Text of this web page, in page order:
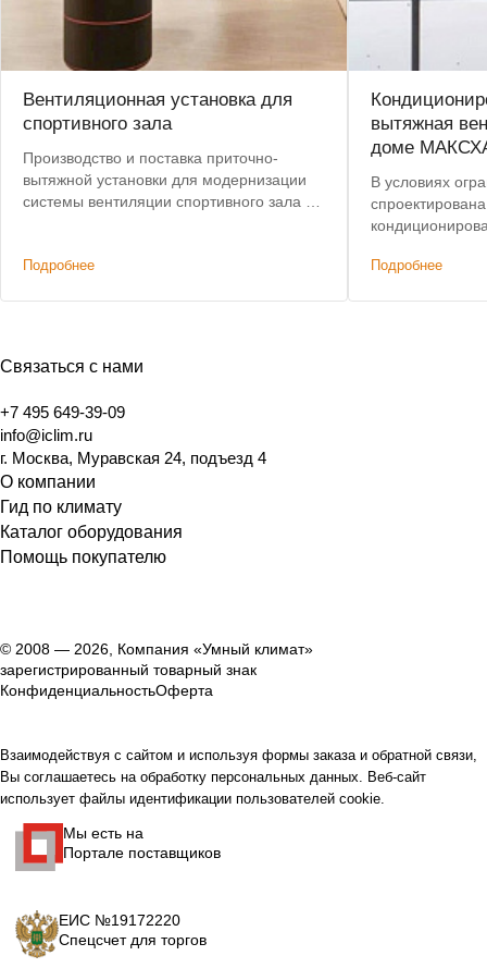
Вентиляционная установка для
спортивного зала
Производство и поставка приточно-
вытяжной установки для модернизации
системы вентиляции спортивного зала в
Подробнее
вытяжная
доме
В условиях
Подробнее
Связаться с нами
+7 495 649-39-09
info@iclim.ru
г. Москва, Муравская 24, подъезд 4
О компании
Гид по климату
Каталог оборудования
Помощь покупателю
© 2008 — 2026, Компания «Умный климат»
зарегистрированный товарный знак
КонфиденциальностьОферта
Взаимодействуя с сайтом и используя формы заказа и обратной связи,
Вы соглашаетесь на обработку персональных данных. Веб-сайт
использует файлы идентификации пользователей cookie.
Мы есть на
Портале поставщиков
ЕИС №19172220
Спецсчет для торгов